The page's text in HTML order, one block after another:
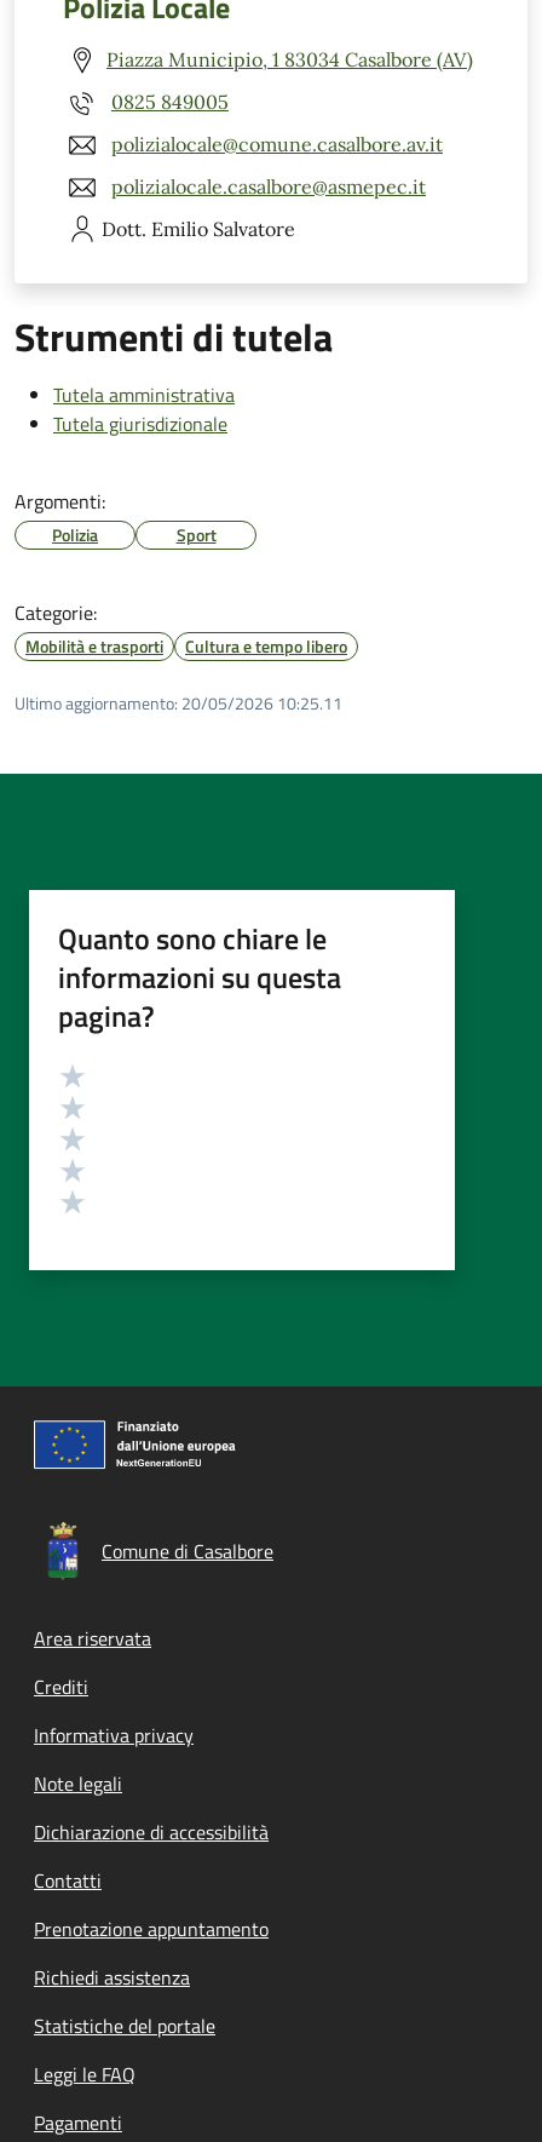
Piazza Municipio, 1 83034 Casalbore (AV)
0825 849005
polizialocale@comune.casalbore.av.it
polizialocale.casalbore@asmepec.it
Dott. Emilio Salvatore
Strumenti di tutela
Tutela amministrativa
Tutela giurisdizionale
Argomenti:
Polizia Sport
Categorie:
Mobilità e trasporti Cultura e tempo libero
Ultimo aggiornamento: 20/05/2026 10:25.11
Quanto sono chiare le
informazioni su questa
pagina?
Valutazione
Comune di Casalbore
Footer menu
Area riservata
Crediti
Informativa privacy
Note legali
Dichiarazione di accessibilità
Contatti
Prenotazione appuntamento
Richiedi assistenza
Statistiche del portale
Leggi le FAQ
Pagamenti